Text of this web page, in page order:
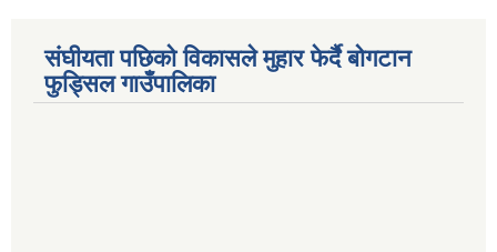
संघीयता पछिको विकासले मुहार फेर्दै बोगटान
फुड्सिल गाउँपालिका